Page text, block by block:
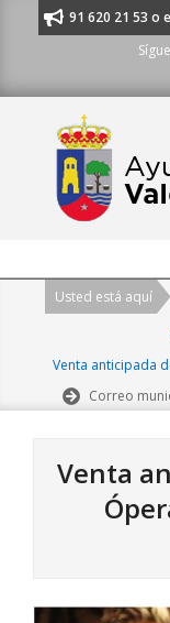
al 91 620 21 53
Navigation
Usted está aquí
Venta anticipada
Correo
Venta